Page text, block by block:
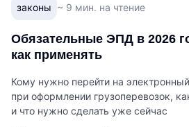
законы ~ 9 мин. на чтение
Обязательные ЭПД в 2026
как применять
Кому нужно перейти на
при оформлении грузоперевозок,
и что нужно сделать уже сейчас